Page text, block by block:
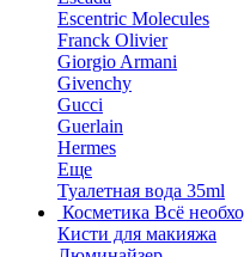
Escentric Molecules
Franck Olivier
Giorgio Armani
Givenchy
Gucci
Guerlain
Hermes
Еще
Туалетная вода 35ml
Косметика Всё
Кисти для макияжа